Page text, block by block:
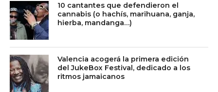
10 cantantes que defendieron el
cannabis (o hachís, marihuana, ganja,
hierba, mandanga…)
Valencia acogerá la primera edición
del JukeBox Festival, dedicado a los
ritmos jamaicanos